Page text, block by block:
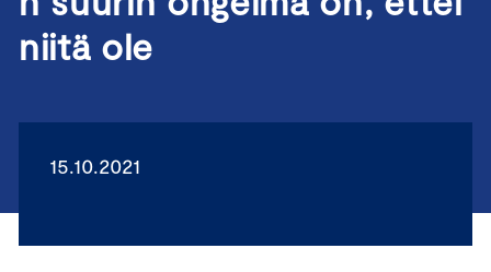
niitä ole
15.10.2021